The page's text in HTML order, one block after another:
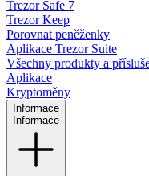
Trezor Safe 7
Trezor Keep
Porovnat peněženky
Aplikace Trezor Suite
Všechny produkty a
Aplikace
Kryptoměny
Informace
Informace